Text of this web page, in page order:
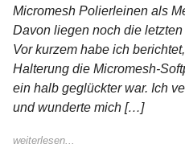
Micromesh Polierleinen als
Davon liegen noch die
Vor kurzem habe ich
Halterung die Micromesh-
ein halb geglückter war. Ich
und wunderte mich […]
weiterlesen...